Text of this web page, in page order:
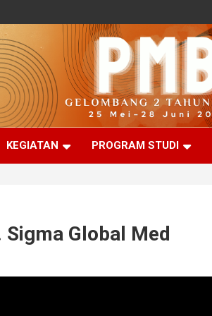
KEGIATAN PROGRAM STUDI
Global Med